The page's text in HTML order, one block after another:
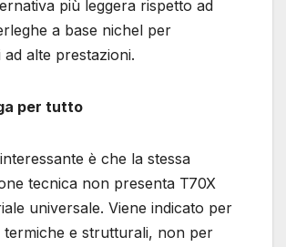
più leggera rispetto ad
a base nichel per
alte prestazioni.
per tutto
è che la stessa
tecnica non presenta T70X
universale. Viene indicato per
termiche e strutturali, non per